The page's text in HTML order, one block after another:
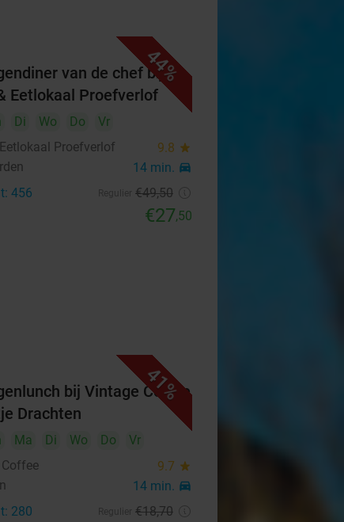
44%
van de chef bij
& Eetlokaal Proefverlof
Di Wo Do
Vr
Eetlokaal Proefverlof
9.8 star
14 min. directions_car
456 €49,50
€27,50
41%
bij Vintage Coffee
Drachten
Ma Di Wo Do
Vr
9.7 star
14 min. directions_car
280 €18,70